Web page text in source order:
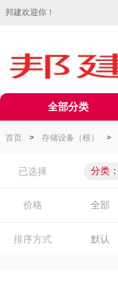
邦建欢迎你！
全部分类
首页 > 存储设备（根） >
已选择 分类：
价格 全部
排序方式 默认